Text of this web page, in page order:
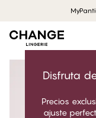
Disfruta
Precios
ajuste